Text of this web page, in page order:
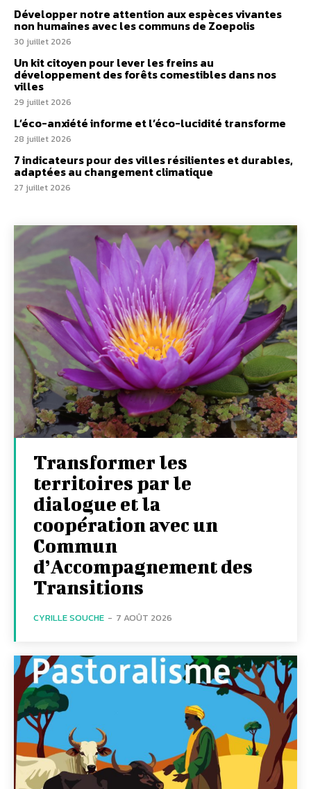
Développer notre attention aux espèces vivantes
non humaines avec les communs de Zoepolis
30 juillet 2026
Un kit citoyen pour lever les freins au
développement des forêts comestibles dans nos
villes
29 juillet 2026
L’éco-anxiété informe et l’éco-lucidité transforme
28 juillet 2026
7 indicateurs pour des villes résilientes et durables,
adaptées au changement climatique
27 juillet 2026
Transformer les
territoires par le
dialogue et la
coopération avec un
Commun
d’Accompagnement des
Transitions
CYRILLE SOUCHE - 7 AOÛT 2026